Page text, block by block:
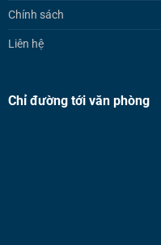
Chính sách
Liên hệ
Chỉ đường tới văn phòng